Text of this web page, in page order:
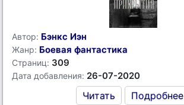
Автор: Бэнкс Иэн
Жанр: Боевая фантастика
Страниц: 309
Дата добавления: 26-07-2020
Читать Подробнее